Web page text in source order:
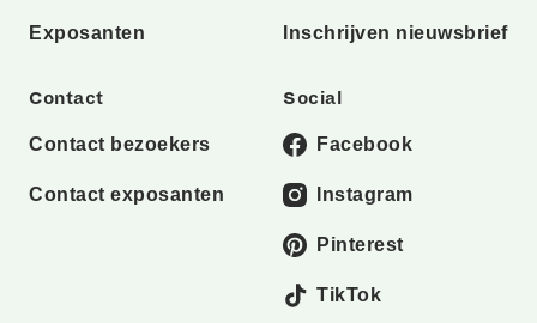
Exposanten Inschrijven nieuwsbrief
Contact
Contact bezoekers
Contact exposanten
Social
Facebook
Instagram
Pinterest
TikTok